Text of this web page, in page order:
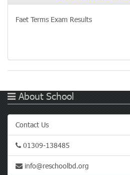
Faet Terms Exam Results
About School
Contact Us
01309-138485
info@reschoolbd.org